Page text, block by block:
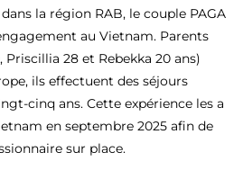
la région RAB, le couple PAGA
au Vietnam. Parents
28 et Rebekka 20 ans)
ils effectuent des séjours
cinq ans. Cette expérience les a
en septembre 2025 afin de
sur place.